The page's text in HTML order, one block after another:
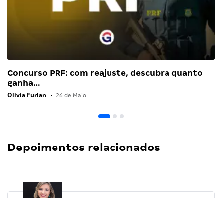
Concurso PRF: com reajuste, descubra quanto
ganha…
Olivia Furlan • 26 de Maio
Depoimentos relacionados